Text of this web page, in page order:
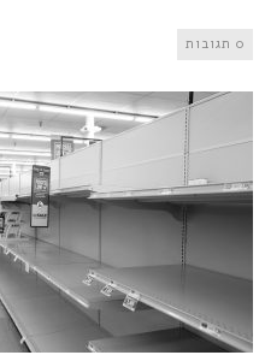
0 תגובות